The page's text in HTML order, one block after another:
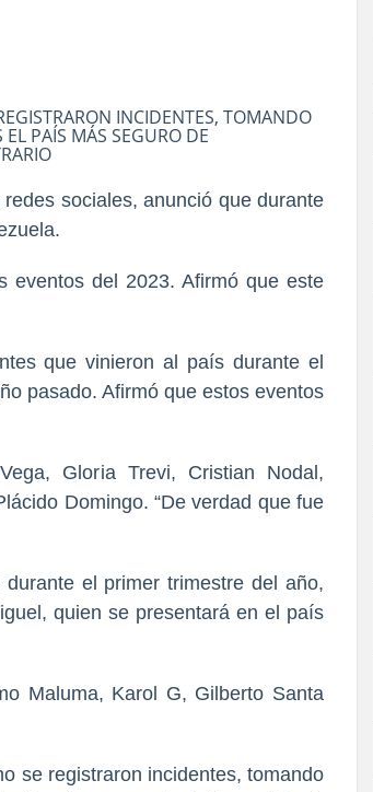
INCIDENTES, TOMANDO
EL PAÍS MÁS SEGURO DE
sociales, anunció que durante
eventos del 2023. Afirmó que este
que vinieron al país durante el
pasado. Afirmó que estos eventos
Gloria Trevi, Cristian Nodal,
Domingo. “De verdad que fue
el primer trimestre del año,
quien se presentará en el país
Maluma, Karol G, Gilberto Santa
se registraron incidentes, tomando